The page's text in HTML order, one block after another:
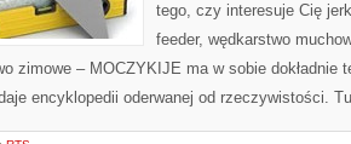
tego, czy interesuje Cię
feeder, wędkarstwo
zimowe – MOCZYKIJE ma w sobie dokładnie
encyklopedii oderwanej od rzeczywistości.